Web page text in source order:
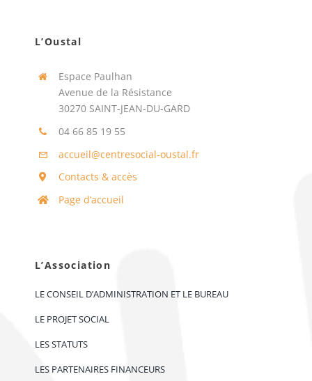
L’Oustal
Espace Paulhan
Avenue de la Résistance
30270 SAINT-JEAN-DU-GARD
04 66 85 19 55
accueil@centresocial-oustal.fr
Contacts & accès
Page d’accueil
L’Association
LE CONSEIL D’ADMINISTRATION ET LE BUREAU
LE PROJET SOCIAL
LES STATUTS
LES PARTENAIRES FINANCEURS